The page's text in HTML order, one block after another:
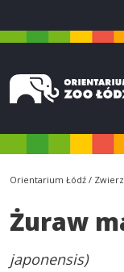
Orientarium Łódź
Żuraw
japonensis)